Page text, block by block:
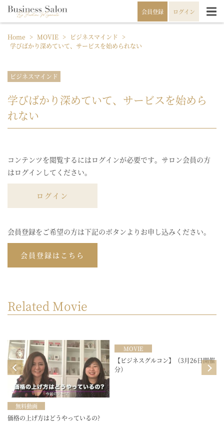
会員登録 ログイン
Home > MOVIE > ビジネスマインド >
学びばかり深めていて、サービスを始められない
ビジネスマインド
学びばかり深めていて、サービスを始めら
れない
コンテンツを閲覧するにはログインが必要です。サロン会員の方
はログインしてください。
ログイン
会員登録をご希望の方は下記のボタンよりお申し込みください。
会員登録はこちら
Related Movie
無料動画
価格の上げ方はどうやっているの?
MOVIE
【ビジネスグルコン】（3月26日開催
分）